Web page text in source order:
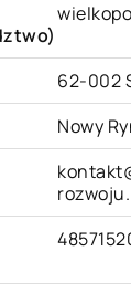
62-002
Nowy